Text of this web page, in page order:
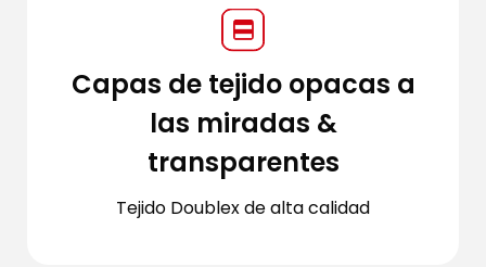
Capas de tejido opacas a
las miradas &
transparentes
Tejido Doublex de alta calidad